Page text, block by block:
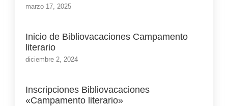
marzo 17, 2025
Inicio de Bibliovacaciones Campamento
literario
diciembre 2, 2024
Inscripciones Bibliovacaciones
«Campamento literario»